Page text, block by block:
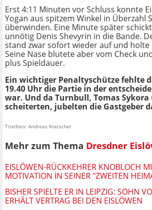
Erst 4:11 Minuten vor Schluss konnte
Yogan aus spitzem Winkel in Überzahl
überwinden. Eine Minute später
unnötig Denis Shevyrin in die Bande.
stand zwar sofort wieder auf und holte
Seine Nase blutete aber vom Check
plus Spieldauer.
Ein wichtiger Penaltyschütze fehlte
19.40 Uhr die Partie in der
war. Und da Turnbull, Tomas Sykora
scheiterten, jubelten die Gastgeber
Titelfoto: Andreas Kretschel
Mehr zum Thema Dresdner
EISLÖWEN-RÜCKKEHRER KNOBLOCH
MOTIVATION IN SEINER "ZWEITEN
BISHER SPIELTE ER IN LEIPZIG: SOHN
ERHÄLT VERTRAG BEI DEN EISLÖWEN